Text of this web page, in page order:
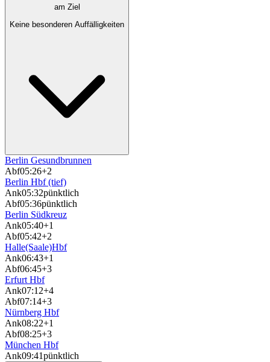
am Ziel
Keine besonderen Auffälligkeiten
Berlin Gesundbrunnen
Abf05:26+2
Berlin Hbf (tief)
Ank05:32pünktlich
Abf05:36pünktlich
Berlin Südkreuz
Ank05:40+1
Abf05:42+2
Halle(Saale)Hbf
Ank06:43+1
Abf06:45+3
Erfurt Hbf
Ank07:12+4
Abf07:14+3
Nürnberg Hbf
Ank08:22+1
Abf08:25+3
München Hbf
Ank09:41pünktlich